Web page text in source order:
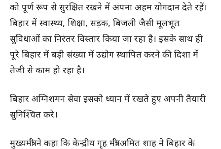
को पूर्ण रूप से सुरक्षित रखने में अपना अहम योगदान देते रहें।
बिहार में स्वास्थ्य, शिक्षा, सड़क, बिजली जैसी मूलभूत
सुविधाओं का निरंतर विस्तार किया जा रहा है। इसके साथ ही
पूरे बिहार में बड़ी संख्या में उद्योग स्थापित करने की दिशा में
तेजी से काम हो रहा है।
बिहार अग्निशमन सेवा इसको ध्यान में रखते हुए अपनी तैयारी
सुनिश्चित करे।
मुख्यमंत्री ने कहा कि केन्द्रीय गृह मंत्री अमित शाह ने बिहार के